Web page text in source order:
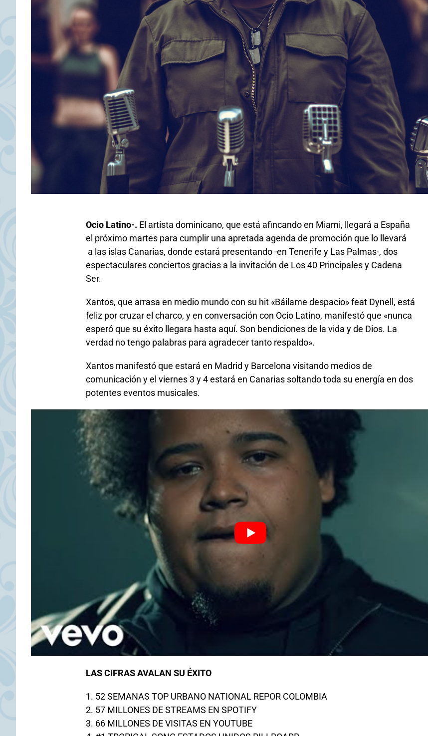
Ocio Latino-. El artista dominicano, que está afincando en Miami, llegará a España
el próximo martes para cumplir una apretada agenda de promoción que lo llevará
a las islas Canarias, donde estará presentando -en Tenerife y Las Palmas-, dos
espectaculares conciertos gracias a la invitación de Los 40 Principales y Cadena
Ser.
Xantos, que arrasa en medio mundo con su hit «Báilame despacio» feat Dynell, está
feliz por cruzar el charco, y en conversación con Ocio Latino, manifestó que «nunca
esperó que su éxito llegara hasta aquí. Son bendiciones de la vida y de Dios. La
verdad no tengo palabras para agradecer tanto respaldo».
Xantos manifestó que estará en Madrid y Barcelona visitando medios de
comunicación y el viernes 3 y 4 estará en Canarias soltando toda su energía en dos
potentes eventos musicales.
LAS CIFRAS AVALAN SU ÉXITO
1. 52 SEMANAS TOP URBANO NATIONAL REPOR COLOMBIA
2. 57 MILLONES DE STREAMS EN SPOTIFY
3. 66 MILLONES DE VISITAS EN YOUTUBE